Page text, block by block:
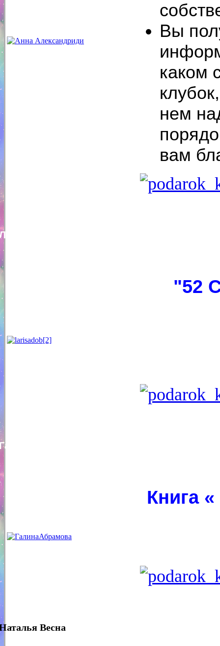
Вы
каком
нем
вам
Добаева
"52
Абрамова
Книга
Весна